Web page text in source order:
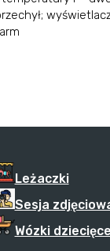
Leżaczki
Sesja
Wózki dziecięce